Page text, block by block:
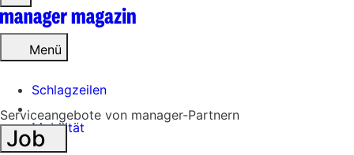
öffnen
Menü
Schlagzeilen
Mobilität
Tech
Serviceangebote von manager-Partnern
Job